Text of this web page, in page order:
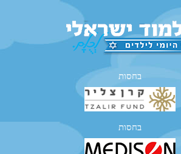
בחסות
בחסות